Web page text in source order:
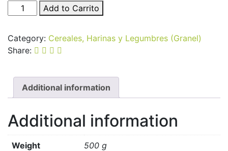
Arroz
Basmati
(Granel)
500g
Add to Carrito
Category: Cereales, Harinas y Legumbres (Granel)
Share:
Additional information
Additional information
Weight 500 g